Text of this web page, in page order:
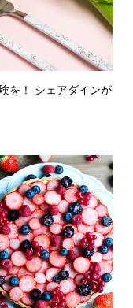
を！ シェアダインが